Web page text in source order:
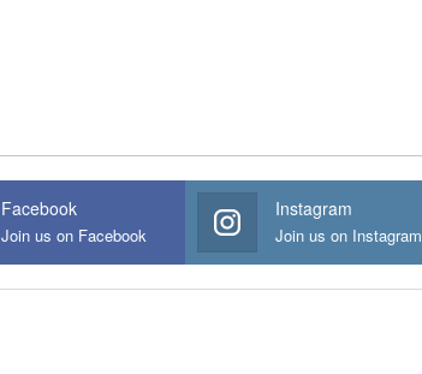
Facebook
Join us on Facebook
Instagram
Join us on Instagram